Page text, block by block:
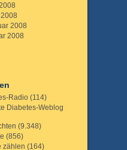
2008
2008
Radio (114)
Diabetes-Weblog
(9.348)
(856)
zählen (164)